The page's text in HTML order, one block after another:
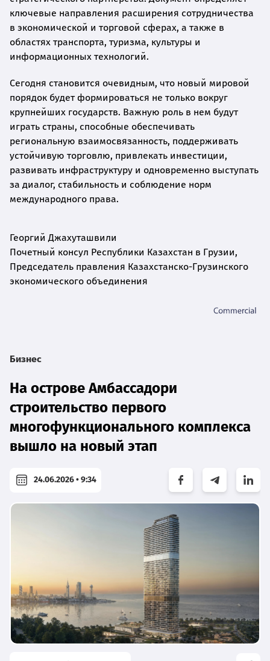
ключевые направления расширения сотрудничества
в экономической и торговой сферах, а также в
областях транспорта, туризма, культуры и
информационных технологий.
Сегодня становится очевидным, что новый мировой
порядок будет формироваться не только вокруг
крупнейших государств. Важную роль в нем будут
играть страны, способные обеспечивать
региональную взаимосвязанность, поддерживать
устойчивую торговлю, привлекать инвестиции,
развивать инфраструктуру и одновременно выступать
за диалог, стабильность и соблюдение норм
международного права.
Георгий Джахуташвили
Почетный консул Республики Казахстан в Грузии,
Председатель правления Казахстанско-Грузинского
экономического объединения
Бизнес
На острове Амбассадори
строительство первого
многофункционального комплекса
вышло на новый этап
24.06.2026 • 9:34